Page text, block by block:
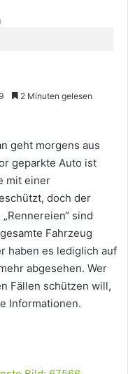
2 Minuten gelesen
geht morgens aus
geparkte Auto ist
mit einer
doch der
sind
Fahrzeug
haben es lediglich auf
abgesehen. Wer
Fällen schützen will,
Informationen.